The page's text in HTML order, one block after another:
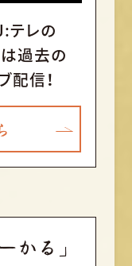
テレの
過去の
配信！
かる」